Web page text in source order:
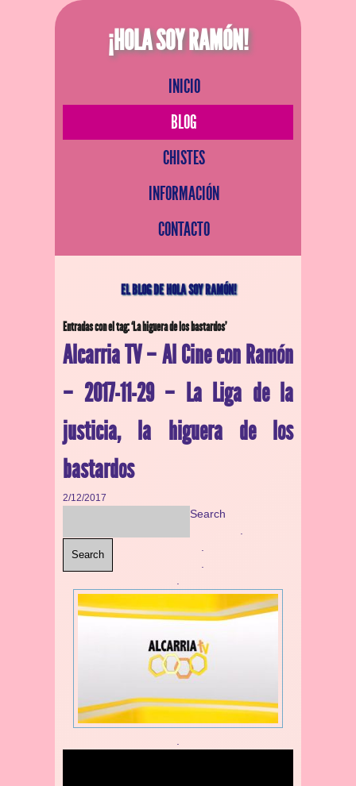
¡HOLA SOY RAMÓN!
INICIO
BLOG
CHISTES
INFORMACIÓN
CONTACTO
EL BLOG DE HOLA SOY RAMÓN!
Entradas con el tag: ‘La higuera de los bastardos’
Alcarria TV – Al Cine con Ramón
– 2017-11-29 – La Liga de la
justicia, la higuera de los
bastardos
2/12/2017
Search
Search